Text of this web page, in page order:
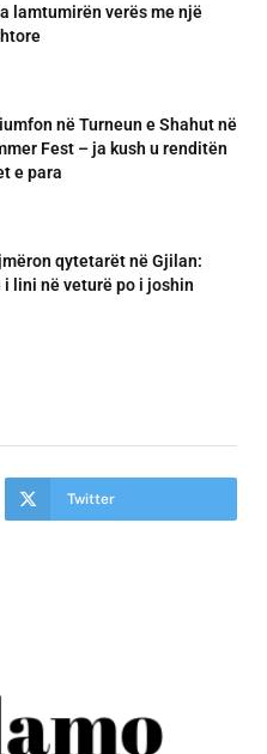
lamtumirën verës me një
në Turneun e Shahut në
Fest – ja kush u renditën
e para
qytetarët në Gjilan:
i lini në veturë po i joshin
Twitter